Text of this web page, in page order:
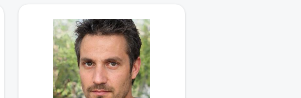
plus en détail si le coup de cœur est là ....